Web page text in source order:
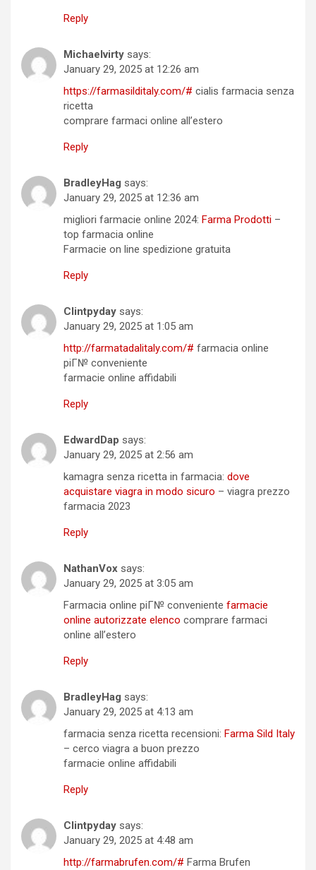
Reply
Michaelvirty says:
January 29, 2025 at 12:26 am
https://farmasilditaly.com/# cialis farmacia senza
ricetta
comprare farmaci online all’estero
Reply
BradleyHag says:
January 29, 2025 at 12:36 am
migliori farmacie online 2024: Farma Prodotti –
top farmacia online
Farmacie on line spedizione gratuita
Reply
Clintpyday says:
January 29, 2025 at 1:05 am
http://farmatadalitaly.com/# farmacia online
piГ№ conveniente
farmacie online affidabili
Reply
EdwardDap says:
January 29, 2025 at 2:56 am
kamagra senza ricetta in farmacia: dove
acquistare viagra in modo sicuro – viagra prezzo
farmacia 2023
Reply
NathanVox says:
January 29, 2025 at 3:05 am
Farmacia online piГ№ conveniente farmacie
online autorizzate elenco comprare farmaci
online all’estero
Reply
BradleyHag says:
January 29, 2025 at 4:13 am
farmacia senza ricetta recensioni: Farma Sild Italy
– cerco viagra a buon prezzo
farmacie online affidabili
Reply
Clintpyday says:
January 29, 2025 at 4:48 am
http://farmabrufen.com/# Farma Brufen